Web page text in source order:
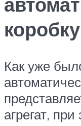
Как уже
агрегат,